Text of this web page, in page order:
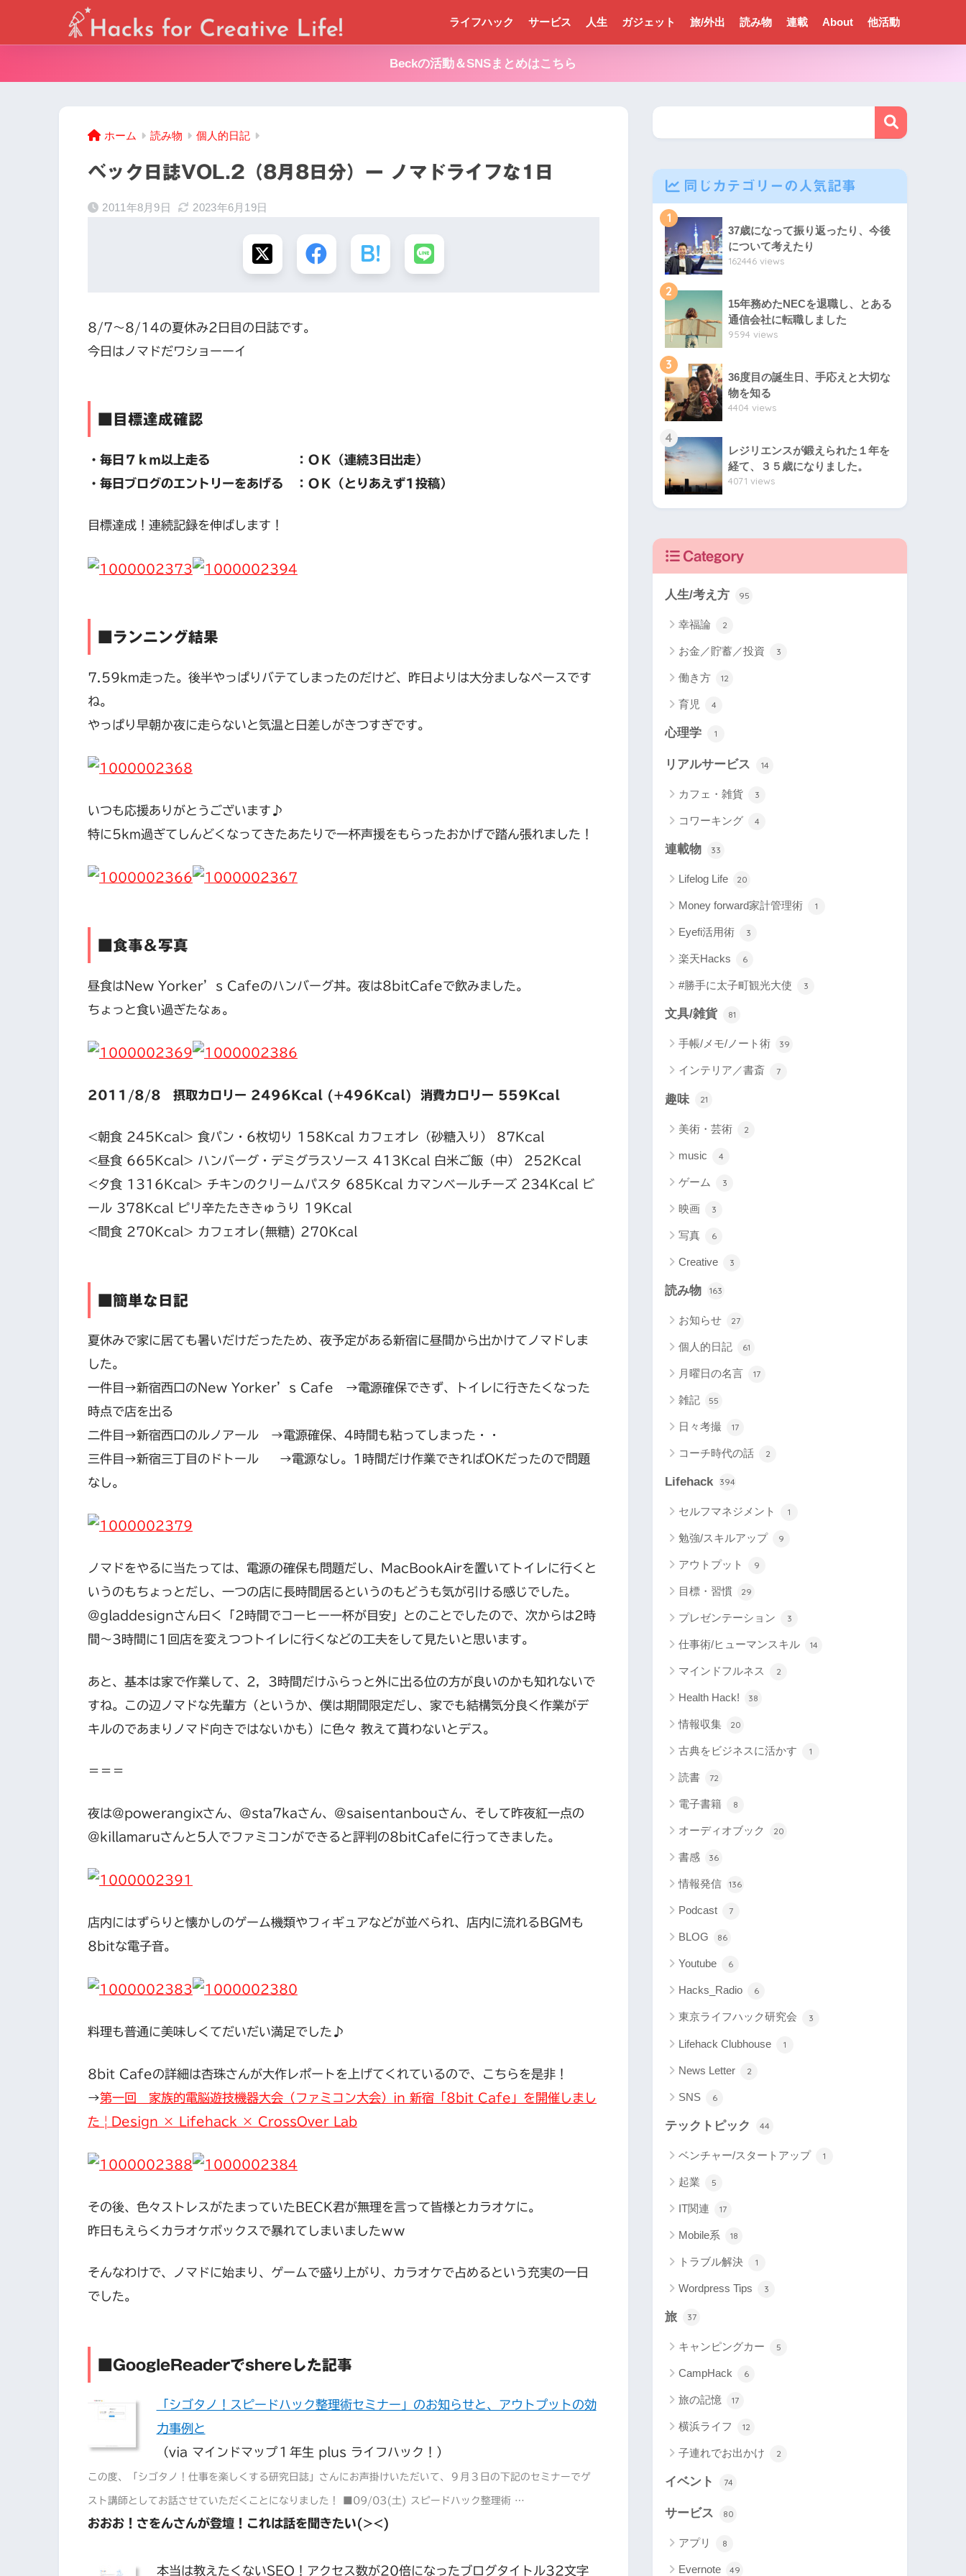
ライフハック サービス 人生 ガジェット 旅/外出 読み物 連載 About 他活動
Beckの活動＆SNSまとめはこちら
ホーム 読み物 個人的日記
ベック日誌VOL.2（8月8日分）ー ノマドライフな1日
2011年8月9日 2023年6月19日
8/7〜8/14の夏休み2日目の日誌です。
今日はノマドだワショーーイ
■目標達成確認
・毎日７ｋｍ以上走る ：ＯＫ（連続3日出走）
・毎日ブログのエントリーをあげる ：ＯＫ（ とりあえず1投稿）
目標達成！連続記録を伸ばします！
■ランニング結果
7.59km走った。後半やっぱりバテてしまったのだけど、昨日よりは大分ましなペースです
ね。
やっぱり早朝か夜に走らないと気温と日差しがきつすぎです。
いつも応援ありがとうございます♪
特に5km過ぎてしんどくなってきたあたりで一杯声援をもらったおかげで踏ん張れました！
■食事＆写真
昼食はNew Yorker’s Cafeのハンバーグ丼。夜は8bitCafeで飲みました。
ちょっと食い過ぎたなぁ。
2011/8/8 摂取カロリー 2496Kcal (+496Kcal) 消費カロリー 559Kcal
<朝食 245Kcal> 食パン・6枚切り 158Kcal カフェオレ（砂糖入り） 87Kcal
<昼食 665Kcal> ハンバーグ・デミグラスソース 413Kcal 白米ご飯（中） 252Kcal
<夕食 1316Kcal> チキンのクリームパスタ 685Kcal カマンベールチーズ 234Kcal ビ
ール 378Kcal ピリ辛たたききゅうり 19Kcal
<間食 270Kcal> カフェオレ(無糖) 270Kcal
■簡単な日記
夏休みで家に居ても暑いだけだったため、夜予定がある新宿に昼間から出かけてノマドしま
した。
一件目→新宿西口のNew Yorker’s Cafe →電源確保できず、トイレに行きたくなった
時点で店を出る
二件目→新宿西口のルノアール →電源確保、4時間も粘ってしまった・・
三件目→新宿三丁目のドトール →電源なし。1時間だけ作業できればOKだったので問題
なし。
ノマドをやるに当たっては、電源の確保も問題だし、MacBookAirを置いてトイレに行くと
いうのもちょっとだし、一つの店に長時間居るというのもどうも気が引ける感じでした。
@gladdesignさん曰く「2時間でコーヒー一杯が目安」とのことでしたので、次からは2時
間〜3時間に1回店を変えつつトイレに行くなどの工夫をして見たいと思います。
あと、基本は家で作業して、2，3時間だけふらっと外に出る位の方が良いのかも知れないで
すね。この辺ノマドな先輩方（というか、僕は期間限定だし、家でも結構気分良く作業がデ
キルのであまりノマド向きではないかも）に色々 教えて貰わないとデス。
＝＝＝
夜は@powerangixさん、@sta7kaさん、@saisentanbouさん、そして昨夜紅一点の
@killamaruさんと5人でファミコンができると評判の8bitCafeに行ってきました。
店内にはずらりと懐かしのゲーム機類やフィギュアなどが並べられ、店内に流れるBGMも
8bitな電子音。
料理も普通に美味しくてだいだい満足でした♪
8bit Cafeの詳細は杏珠さんが大作レポートを上げてくれているので、こちらを是非！
→第一回 家族的電脳遊技機器大会（ファミコン大会）in 新宿「8bit Cafe」を開催しまし
た | Design × Lifehack × CrossOver Lab
その後、色々ストレスがたまっていたBECK君が無理を言って皆様とカラオケに。
昨日もえらくカラオケボックスで暴れてしまいましたｗｗ
そんなわけで、ノマドに始まり、ゲームで盛り上がり、カラオケで占めるという充実の一日
でした。
■GoogleReaderでshereした記事
「シゴタノ！スピードハック整理術セミナー」のお知らせと、アウトプットの効
力事例と
（via マインドマップ１年生 plus ライフハック！）
この度、「シゴタノ！仕事を楽しくする研究日誌」さんにお声掛けいただいて、９月３日の下記のセミナーでゲ
スト講師としてお話させていただくことになりました！ ■09/03(土) スピードハック整理術 …
おおお！さをんさんが登壇！これは話を聞きたい(><)
本当は教えたくないSEO！アクセス数が20倍になったブログタイトル32文字
同じカテゴリーの人気記事
1
37歳になって振り返ったり、今後
について考えたり
162446 views
2
15年務めたNECを退職し、とある
通信会社に転職しました
9594 views
3
36度目の誕生日、手応えと大切な
物を知る
4404 views
4
レジリエンスが鍛えられた１年を
経て、３５歳になりました。
4071 views
Category
人生/考え方 95
幸福論 2
お金／貯蓄／投資 3
働き方 12
育児 4
心理学 1
リアルサービス 14
カフェ・雑貨 3
コワーキング 4
連載物 33
Lifelog Life 20
Money forward家計管理術 1
Eyefi活用術 3
楽天Hacks 6
#勝手に太子町観光大使 3
文具/雑貨 81
手帳/メモ/ノート術 39
インテリア／書斎 7
趣味 21
美術・芸術 2
music 4
ゲーム 3
映画 3
写真 6
Creative 3
読み物 163
お知らせ 27
個人的日記 61
月曜日の名言 17
雑記 55
日々考撮 17
コーチ時代の話 2
Lifehack 394
セルフマネジメント 1
勉強/スキルアップ 9
アウトプット 9
目標・習慣 29
プレゼンテーション 3
仕事術/ヒューマンスキル 14
マインドフルネス 2
Health Hack! 38
情報収集 20
古典をビジネスに活かす 1
読書 72
電子書籍 8
オーディオブック 20
書感 36
情報発信 136
Podcast 7
BLOG 86
Youtube 6
Hacks_Radio 6
東京ライフハック研究会 3
Lifehack Clubhouse 1
News Letter 2
SNS 6
テックトピック 44
ベンチャー/スタートアップ 1
起業 5
IT関連 17
Mobile系 18
トラブル解決 1
Wordpress Tips 3
旅 37
キャンピングカー 5
CampHack 6
旅の記憶 17
横浜ライフ 12
子連れでお出かけ 2
イベント 74
サービス 80
アプリ 8
Evernote 49